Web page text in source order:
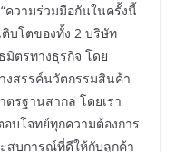
ความร่วมมือกันในครั้งนี้
บโตของทั้ง 2 บริษัท
มิตรทางธุรกิจ โดย
งสรรค์นวัตกรรมสินค้า
รฐานสากล โดยเรา
บโจทย์ทุกความต้องการ
สบการณ์ที่ดีให้กับลูกค้า